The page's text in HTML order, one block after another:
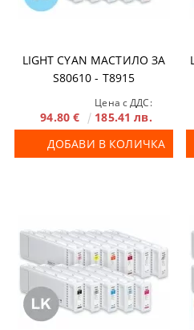
LIGHT CYAN МАСТИЛО ЗА
S80610 - T8915
Цена с ДДС:
94.80 €
185.41 лв.
ДОБАВИ В КОЛИЧКА